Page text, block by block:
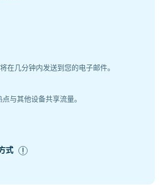
在几分钟内发送到您的电子邮件。
与其他设备共享流量。
式